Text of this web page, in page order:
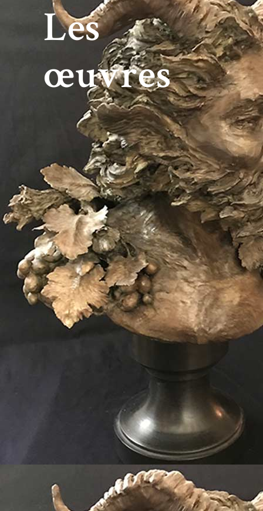
Les
œuvres